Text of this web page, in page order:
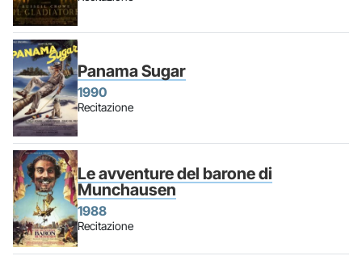
Panama Sugar
1990
Recitazione
Le avventure del barone di
Munchausen
1988
Recitazione